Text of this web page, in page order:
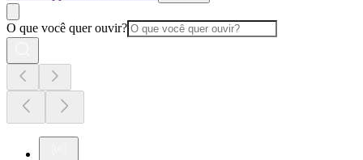
O que você quer ouvir?